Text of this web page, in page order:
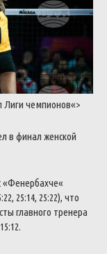
Лиги чемпионов«>
в финал женской
«Фенербахче«
:22, 25:14, 25:22), что
главного тренера
15:12.